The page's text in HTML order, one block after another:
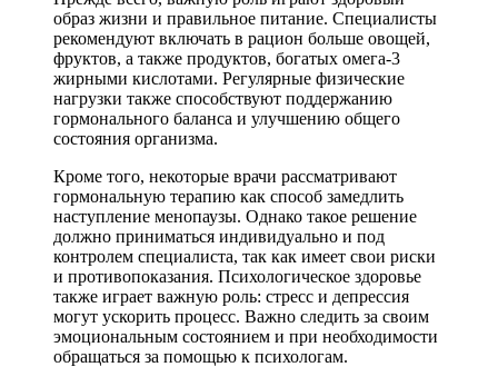
образ жизни и правильное питание. Специалисты
рекомендуют включать в рацион больше овощей,
фруктов, а также продуктов, богатых омега-3
жирными кислотами. Регулярные физические
нагрузки также способствуют поддержанию
гормонального баланса и улучшению общего
состояния организма.
Кроме того, некоторые врачи рассматривают
гормональную терапию как способ замедлить
наступление менопаузы. Однако такое решение
должно приниматься индивидуально и под
контролем специалиста, так как имеет свои риски
и противопоказания. Психологическое здоровье
также играет важную роль: стресс и депрессия
могут ускорить процесс. Важно следить за своим
эмоциональным состоянием и при необходимости
обращаться за помощью к психологам.